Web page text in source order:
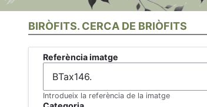
BIRÒFITS. CERCA DE BRIÒFITS
Referència imatge
Introdueix la referència de la imatge